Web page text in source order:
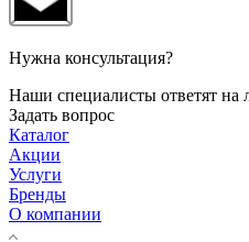
Нужна консультация?
Наши специалисты ответят
Задать вопрос
Каталог
Акции
Услуги
Бренды
О компании